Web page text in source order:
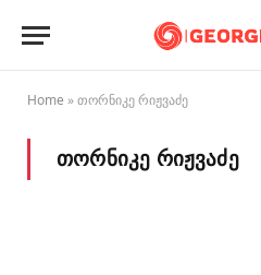
Home »თორნიკე რიჟვაძე
ᲗᲝᲠᲜᲘᲙᲔ ᲠᲘᲟᲕᲐᲫᲔ